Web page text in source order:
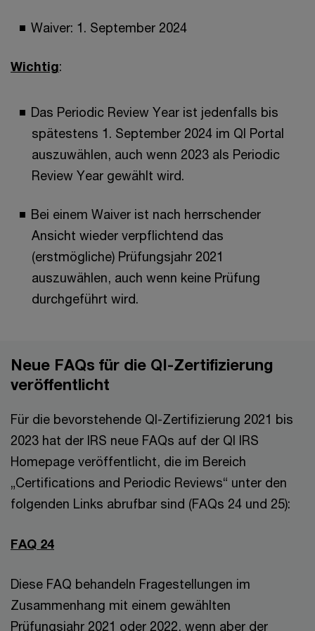
Waiver: 1. September 2024
Wichtig:
Das Periodic Review Year ist jedenfalls bis
spätestens 1. September 2024 im QI Portal
auszuwählen, auch wenn 2023 als Periodic
Review Year gewählt wird.
Bei einem Waiver ist nach herrschender
Ansicht wieder verpflichtend das
(erstmögliche) Prüfungsjahr 2021
auszuwählen, auch wenn keine Prüfung
durchgeführt wird.
Neue FAQs für die QI-Zertifizierung
veröffentlicht
Für die bevorstehende QI-Zertifizierung 2021 bis
2023 hat der IRS neue FAQs auf der QI IRS
Homepage veröffentlicht, die im Bereich
„Certifications and Periodic Reviews“ unter den
folgenden Links abrufbar sind (FAQs 24 und 25):
FAQ 24
Diese FAQ behandeln Fragestellungen im
Zusammenhang mit einem gewählten
Prüfungsjahr 2021 oder 2022, wenn aber der